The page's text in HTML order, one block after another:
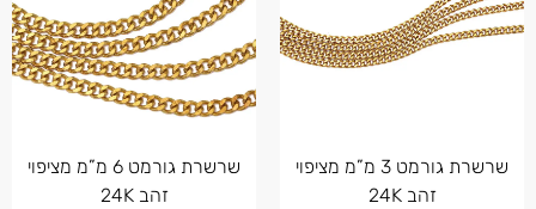
שרשרת גורמט 3 מ”מ מציפוי
זהב 24K
שרשרת גורמט 6 מ”מ מציפוי
זהב 24K